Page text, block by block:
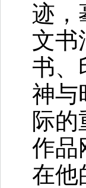
迹，
文书
书、
神与
际
作品
在他